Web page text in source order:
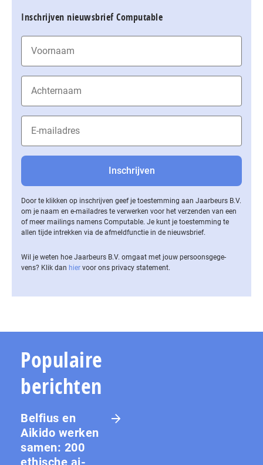
Inschrijven nieuwsbrief Computable
Door te klikken op inschrijven geef je toestemming aan Jaarbeurs B.V.
om je naam en e-mailadres te verwerken voor het verzenden van een
of meer mailings namens Computable. Je kunt je toestemming te
allen tijde intrekken via de af­meld­func­tie in de nieuwsbrief.
Wil je weten hoe Jaarbeurs B.V. omgaat met jouw per­soons­ge­ge­
vens? Klik dan hier voor ons privacy statement.
Populaire
berichten
Belfius en
Aikido werken
samen: 200
ethische ai-